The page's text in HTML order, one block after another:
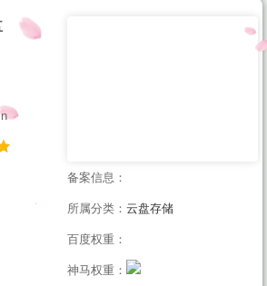
备案信息：
所属分类： 云盘存储
百度权重：
神马权重：